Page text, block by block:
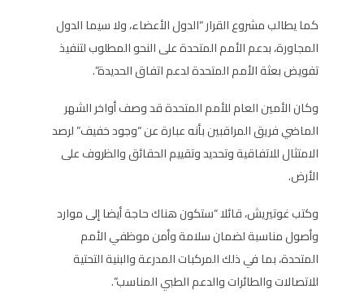
كما يطالب مشروع القرار “الدول الأعضاء، ولا سيما الدول
المجاورة، بدعم الأمم المتحدة على النحو المطلوب لتنفيذ
تفويض بعثة الأمم المتحدة لدعم اتفاق الحديدة”.
وكان الأمين العام للأمم المتحدة قد وصف أواخر الشهر
الماضي فريق المراقبين بأنه عبارة عن “وجود خفيف” لرصد
الامتثال للاتفاقية وتحديد وتقييم الحقائق والظروف على
الأرض.
وكتب غوتيريش، قائلا “ستكون هناك حاجة أيضا إلى موارد
وأصول مناسبة لضمان سلامة وأمن موظفي الأمم
المتحدة، بما في ذلك المركبات المدرعة والبنية التحتية
للاتصالات والطائرات والدعم الطبي المناسب”.